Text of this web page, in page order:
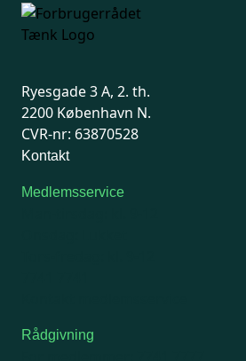
Ryesgade 3 A, 2. th.
2200 København N.
CVR-nr: 63870528
Kontakt
Medlemsservice
Rådgivning